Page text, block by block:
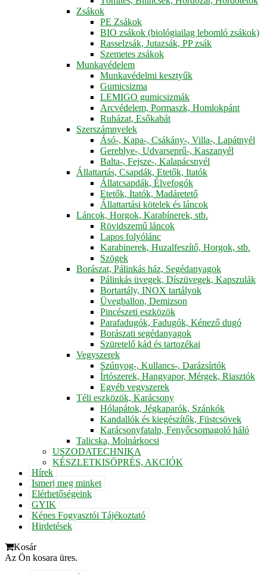
Zsákok
PE Zsákok
BIO zsákok (biológiailag lebomló zsákok)
Rasselzsák, Jutazsák, PP zsák
Szemetes zsákok
Munkavédelem
Munkavédelmi kesztyűk
Gumicsizma
LEMIGO gumicsizmák
Arcvédelem, Pormaszk, Homlokpánt
Ruházat, Esőkabát
Szerszámnyelek
Ásó-, Kapa-, Csákány-, Villa-, Lapátnyél
Gereblye-, Udvarseprű-, Kaszanyél
Balta-, Fejsze-, Kalapácsnyél
Állattartás, Csapdák, Etetők, Itatók
Állatcsapdák, Élvefogók
Etetők, Itatók, Madáretető
Állattartási kötelek és láncok
Láncok, Horgok, Karabínerek, stb.
Rövidszemű láncok
Lapos folyólánc
Karabinerek, Huzalfeszítő, Horgok, stb.
Szögek
Borászat, Pálinkás ház, Segédanyagok
Pálinkás üvegek, Díszüvegek, Kapszulák
Bortartály, INOX tartályok
Üvegballon, Demizson
Pincészeti eszközök
Parafadugók, Fadugók, Kénező dugó
Borászati segédanyagok
Szüretelő kád és tartozékai
Vegyszerek
Szúnyog-, Kullancs-, Darázsírtók
Írtószerek, Hangyapor, Mérgek, Riasztók
Egyéb vegyszerek
Téli eszközök, Karácsony
Hólapátok, Jégkaparók, Szánkók
Kandallók és kiegészítők, Füstcsövek
Karácsonyfatalp, Fenyőcsomagoló háló
Talicska, Molnárkocsi
USZODATECHNIKA
KÉSZLETKISÖPRÉS, AKCIÓK
Hírek
Ismerj meg minket
Elérhetőségeink
GYIK
Képes Fogyasztói Tájékoztató
Hirdetések
Kosár
Az Ön kosara üres.